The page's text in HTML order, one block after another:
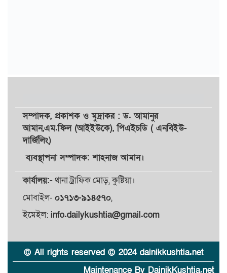
সম্পাদক, প্রকাশকওমুদ্রাকর: ড. আমানুর
আমান,এম.ফিল (আইইউকে), পিএইচডি ( এনবিইউ-
দার্জিলিং)
ব্যবস্থাপনা সম্পাদক: শাহনাজ আমান।
কার্যালয়:-থানা ট্রাফিক মোড়, কুষ্টিয়া।
মোবাইল- ০১৭১৩-৯১৪৫৭০,
ইমেইল: info.dailykushtia@gmail.com
© All rights reserved © 2024 dainikkushtia.net
Maintenance By DainikKushtia.net